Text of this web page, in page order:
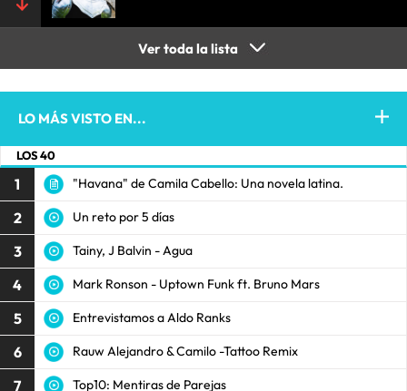
Ver toda la lista
LO MÁS VISTO EN...
LOS 40
1 "Havana" de Camila Cabello: Una novela latina.
2 Un reto por 5 días
3 Tainy, J Balvin - Agua
4 Mark Ronson - Uptown Funk ft. Bruno Mars
5 Entrevistamos a Aldo Ranks
6 Rauw Alejandro & Camilo -Tattoo Remix
7 Top10: Mentiras de Parejas